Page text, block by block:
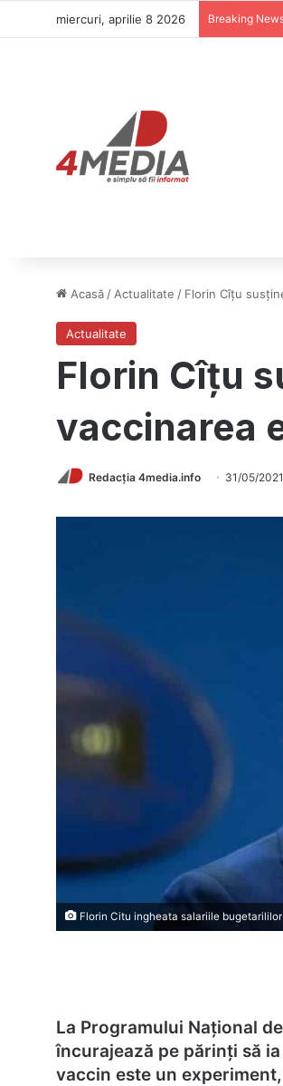
miercuri, aprilie 8 2026 Breaking
Acasă / Actualitate / Florin Cîțu
Actualitate
Florin Cîțu
vaccinarea
Redacția 4media.info 31/05/2021
Florin Citu ingheata salariile bugetarililor
La Programului Naţional
încurajează pe părinţi să
vaccin este un